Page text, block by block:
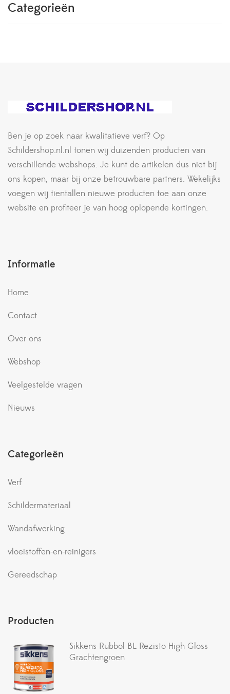
Categorieën
Ben je op zoek naar kwalitatieve verf? Op
Schildershop.nl.nl tonen wij duizenden producten van
verschillende webshops. Je kunt de artikelen dus niet bij
ons kopen, maar bij onze betrouwbare partners. Wekelijks
voegen wij tientallen nieuwe producten toe aan onze
website en profiteer je van hoog oplopende kortingen.
Informatie
Home
Contact
Over ons
Webshop
Veelgestelde vragen
Nieuws
Categorieën
Verf
Schildermateriaal
Wandafwerking
vloeistoffen-en-reinigers
Gereedschap
Producten
Sikkens Rubbol BL Rezisto High Gloss
Grachtengroen